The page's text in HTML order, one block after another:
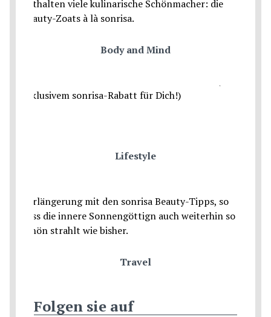
Body and Mind
Lifestyle
Travel
Folgen sie auf